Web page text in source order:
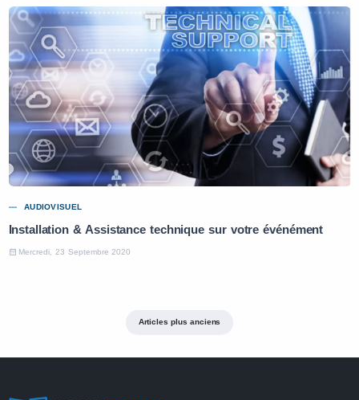
AUDIOVISUEL
Installation & Assistance technique sur votre événément
Mercredi, 23 Septembre 2020
Articles plus anciens